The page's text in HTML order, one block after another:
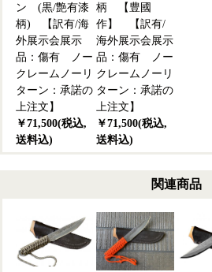
ン (黒/艶有漆
柄) 【訳有/海
外展示会展示
品：傷有 ノー
クレームノーリ
ターン：承諾の
上注文】
￥71,500(税込,
送料込)
柄 【豊國
作】 【訳有/
海外展示会展示
品：傷有 ノー
クレームノーリ
ターン：承諾の
上注文】
￥71,500(税込,
送料込)
関連商品